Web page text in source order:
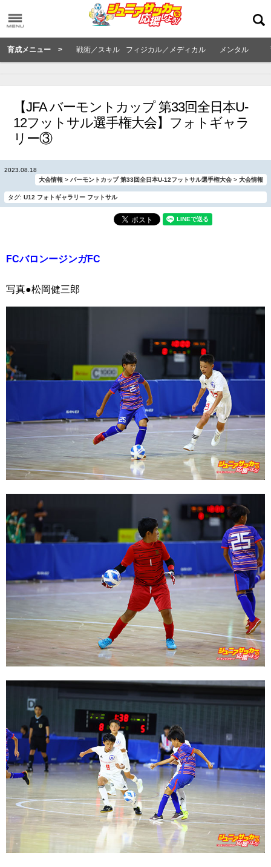
育成メニュー > 戦術／スキル フィジカル／メディカル メンタル
【JFA バーモントカップ 第33回全日本U-
12フットサル選手権大会】フォトギャラ
リー③
2023.08.18
大会情報 > バーモントカップ 第33回全日本U-12フットサル選手権大会 > 大会情報
タグ: U12 フォトギャラリー フットサル
FCバロンージンガFC
写真●松岡健三郎